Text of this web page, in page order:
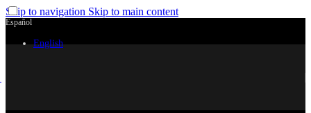
Skip to navigation Skip to main content
Español
English